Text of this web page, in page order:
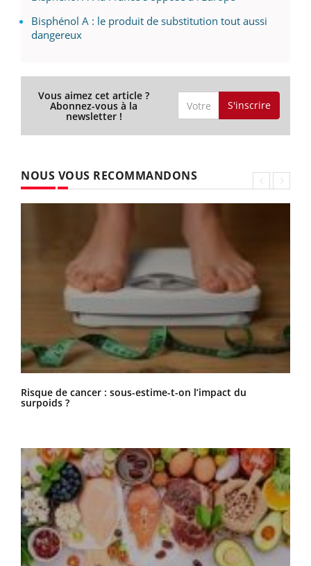
Bisphénol A : le produit de substitution tout aussi
dangereux
Vous aimez cet article ?
Abonnez-vous à la
newsletter !
S'inscrire
NOUS VOUS RECOMMANDONS
Risque de cancer : sous-estime-t-on l’impact du
surpoids ?